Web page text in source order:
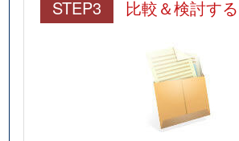
STEP3 比較＆検討する